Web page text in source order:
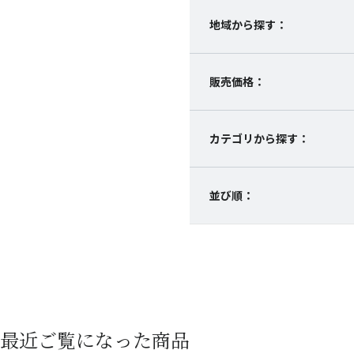
地域から探す：
販売価格：
カテゴリから探す：
並び順：
最近ご覧になった商品